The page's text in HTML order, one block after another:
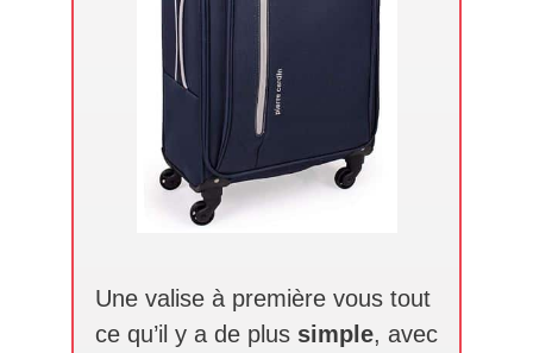
Une valise à première vous tout
ce qu’il y a de plus simple, avec